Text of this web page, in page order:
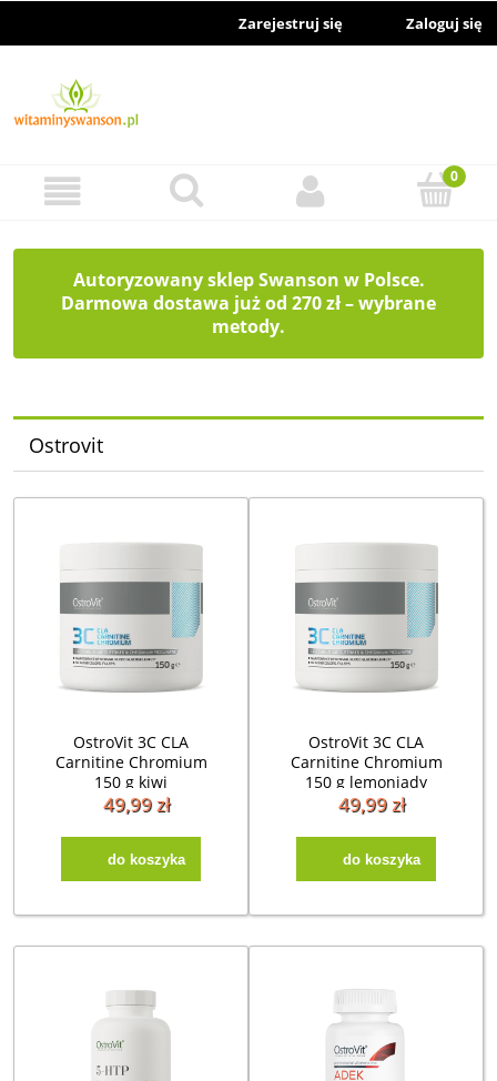
Zarejestruj się Zaloguj się
Autoryzowany sklep Swanson w Polsce.
Darmowa dostawa już od 270 zł – wybrane
metody.
Ostrovit
OstroVit 3C CLA
Carnitine Chromium
150 g kiwi
49,99 zł
do koszyka
OstroVit 3C CLA
Carnitine Chromium
150 g lemoniady
malinowej z miętą
49,99 zł
do koszyka